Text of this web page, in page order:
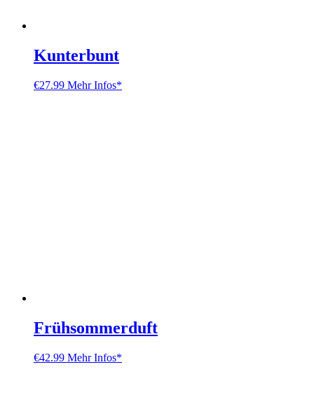
Kunterbunt
€27.99 Mehr Infos*
Frühsommerduft
€42.99 Mehr Infos*